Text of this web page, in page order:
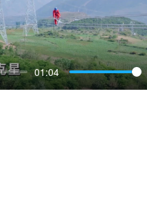
01:04